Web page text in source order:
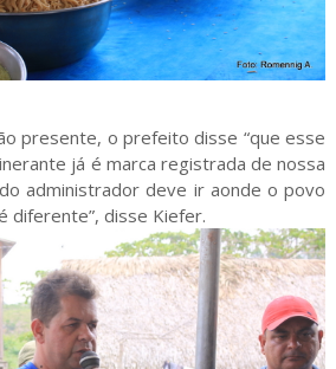
presente, o prefeito disse “que esse
já é marca registrada de nossa
administrador deve ir aonde o povo
diferente”, disse Kiefer.